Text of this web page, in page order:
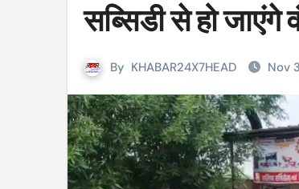
सब्सिडी से हो
By KHABAR24X7HEAD Nov